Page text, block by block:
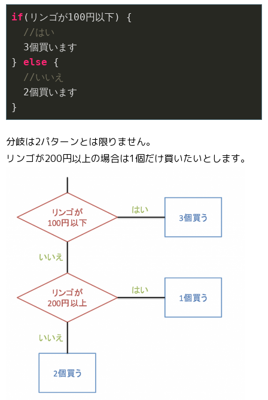
if (リンゴが100円以下) {
//はい
3個買います
} else {
//いいえ
2個買います
}
分岐は2パターンとは限りません。
リンゴが200円以上の場合は1個だけ買いたいとします。